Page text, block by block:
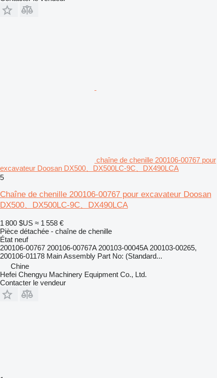
chaîne de chenille 200106-00767 pour
excavateur Doosan DX500、DX500LC-9C、DX490LCA
5
Chaîne de chenille 200106-00767 pour excavateur Doosan
DX500、DX500LC-9C、DX490LCA
1 800 $US ≈ 1 558 €
Pièce détachée - chaîne de chenille
État neuf
200106-00767 200106-00767A 200103-00045A 200103-00265,
200106-01178 Main Assembly Part No: (Standard...
Chine
Hefei Chengyu Machinery Equipment Co., Ltd.
Contacter le vendeur